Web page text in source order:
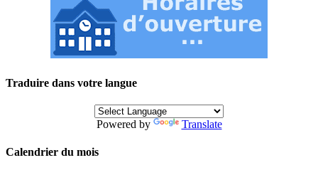
Traduire dans votre langue
Powered by Translate
Calendrier du mois